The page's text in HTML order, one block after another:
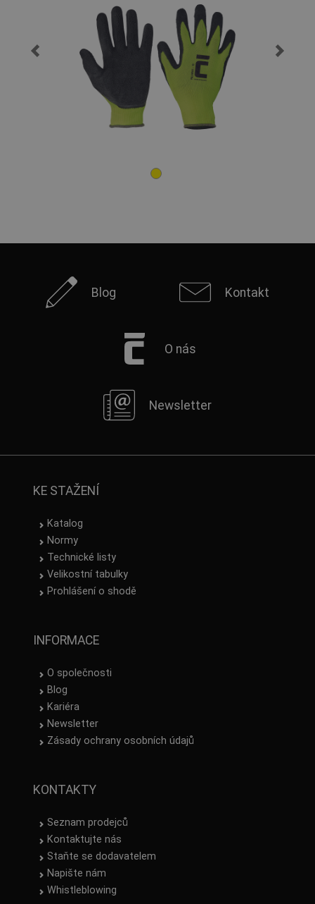
Blog Kontakt
O nás
Newsletter
KE STAŽENÍ
Katalog
Normy
Technické listy
Velikostní tabulky
Prohlášení o shodě
INFORMACE
O společnosti
Blog
Kariéra
Newsletter
Zásady ochrany osobních údajů
KONTAKTY
Seznam prodejců
Kontaktujte nás
Staňte se dodavatelem
Napište nám
Whistleblowing